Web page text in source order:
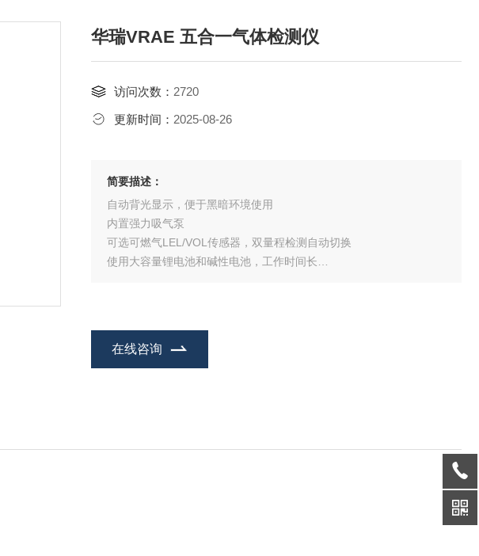
华瑞VRAE 五合一气体检测仪
访问次数： 2720
更新时间： 2025-08-26
简要描述：
自动背光显示，便于黑暗环境使用
内置强力吸气泵
可选可燃气LEL/VOL传感器，双量程检测自动切换
使用大容量锂电池和碱性电池，工作时间长
在线咨询